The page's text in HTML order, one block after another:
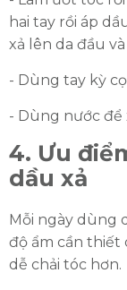
hai tay rồi áp
xả lên da đầu
- Dùng tay kỳ
- Dùng nước để
4. Ưu
dầu xả
Mỗi ngày dùng
độ ẩm cần thiết
dễ chải tóc hơn.